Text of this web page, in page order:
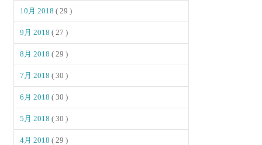
10月 2018( 29 )
9月 2018( 27 )
8月 2018( 29 )
7月 2018( 30 )
6月 2018( 30 )
5月 2018( 30 )
4月 2018( 29 )